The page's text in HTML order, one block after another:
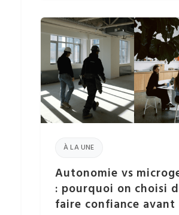
À LA UNE
Autonomie vs
: pourquoi on choisi
faire confiance